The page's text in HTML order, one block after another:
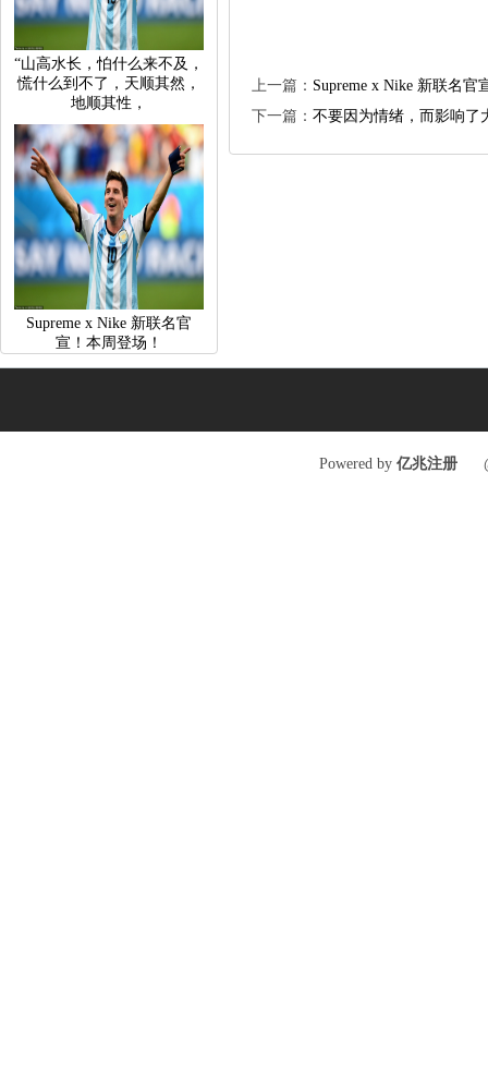
“山高水长，怕什么来不及，
慌什么到不了，天顺其然，
地顺其性，
SupremexNike新联名官
宣！本周登场！
上一篇： SupremexNike新联名官
下一篇： 不要因为情绪，而影响了
Poweredby 亿兆注册